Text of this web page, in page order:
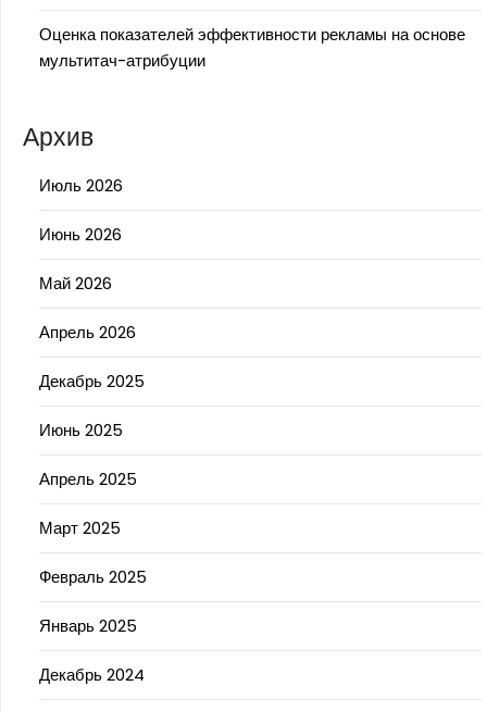
Оценка показателей эффективности рекламы на основе
мультитач-атрибуции
Архив
Июль 2026
Июнь 2026
Май 2026
Апрель 2026
Декабрь 2025
Июнь 2025
Апрель 2025
Март 2025
Февраль 2025
Январь 2025
Декабрь 2024